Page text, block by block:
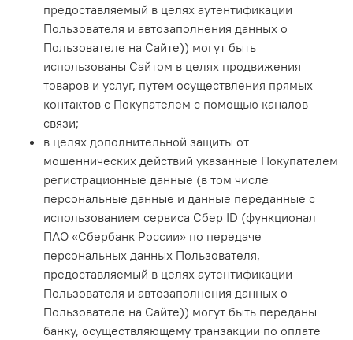
предоставляемый в целях аутентификации
Пользователя и автозаполнения данных о
Пользователе на Сайте)) могут быть
использованы Сайтом в целях продвижения
товаров и услуг, путем осуществления прямых
контактов с Покупателем с помощью каналов
связи;
в целях дополнительной защиты от
мошеннических действий указанные Покупателем
регистрационные данные (в том числе
персональные данные и данные переданные с
использованием сервиса Сбер ID (функционал
ПАО «Сбербанк России» по передаче
персональных данных Пользователя,
предоставляемый в целях аутентификации
Пользователя и автозаполнения данных о
Пользователе на Сайте)) могут быть переданы
банку, осуществляющему транзакции по оплате